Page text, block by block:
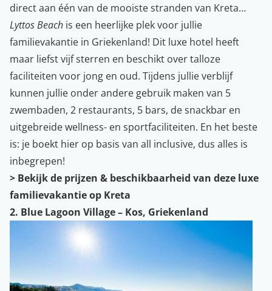
direct aan één van de mooiste stranden van Kreta…
Lyttos Beach is een heerlijke plek voor jullie
familievakantie in Griekenland! Dit luxe hotel heeft
maar liefst vijf sterren en beschikt over talloze
faciliteiten voor jong en oud. Tijdens jullie verblijf
kunnen jullie onder andere gebruik maken van 5
zwembaden, 2 restaurants, 5 bars, de snackbar en
uitgebreide wellness- en sportfaciliteiten. En het beste
is: je boekt hier op basis van all inclusive, dus alles is
inbegrepen!
> Bekijk de prijzen & beschikbaarheid van deze luxe
familievakantie op Kreta
2. Blue Lagoon Village – Kos, Griekenland